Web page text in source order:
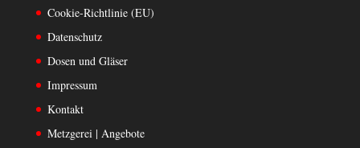
Cookie-Richtlinie (EU)
Datenschutz
Dosen und Gläser
Impressum
Kontakt
Metzgerei | Angebote